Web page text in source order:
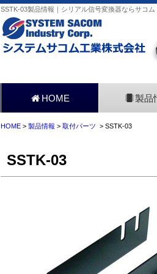
SSTK-03製品情報｜シリアル信号変換器ならサコム
HOME 製品
HOME > 製品情報 > 取付パーツ > SSTK-03
SSTK-03